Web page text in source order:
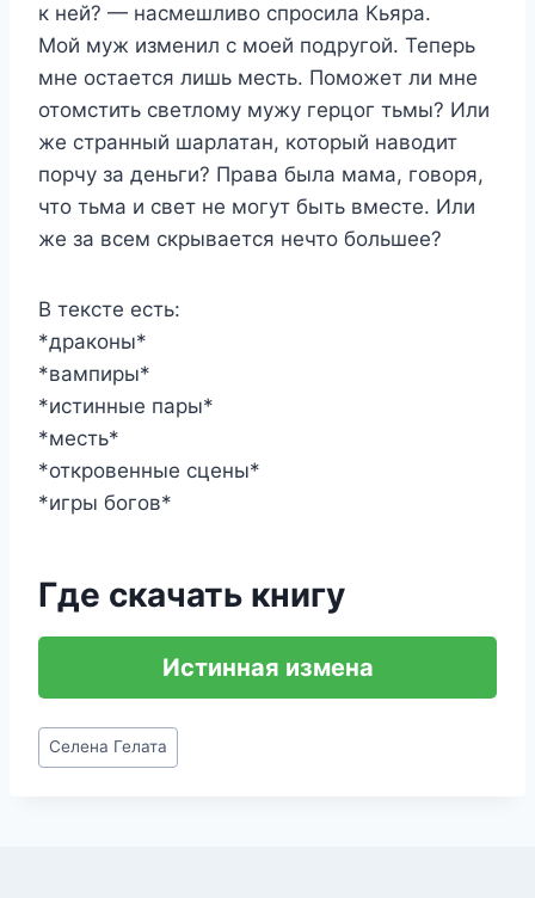
к ней? — насмешливо спросила Кьяра.
Мой муж изменил с моей подругой. Теперь
мне остается лишь месть. Поможет ли мне
отомстить светлому мужу герцог тьмы? Или
же странный шарлатан, который наводит
порчу за деньги? Права была мама, говоря,
что тьма и свет не могут быть вместе. Или
же за всем скрывается нечто большее?
В тексте есть:
*драконы*
*вампиры*
*истинные пары*
*месть*
*откровенные сцены*
*игры богов*
Где скачать книгу
Истинная измена
Метки
записи:
Селена Гелата